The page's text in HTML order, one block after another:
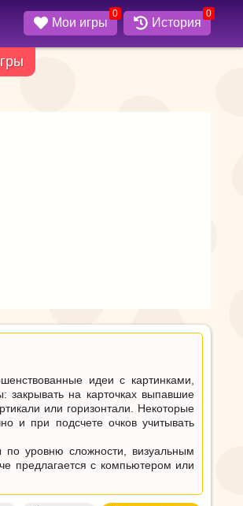
Мои игры
0
История
0
идеи с картинками,
на карточках выпавшие
или горизонтали. Некоторые
и при подсчете очков учитывать
уровню сложности, визуальным
предлагается с компьютером или